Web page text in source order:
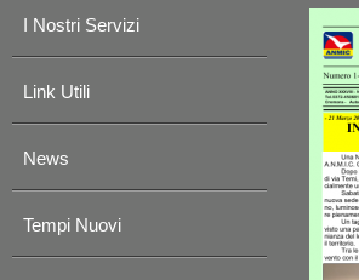
I Nostri Servizi
Link Utili
News
Tempi Nuovi